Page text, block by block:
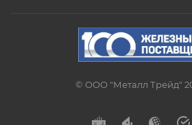
© ООО "Металл Трейд"